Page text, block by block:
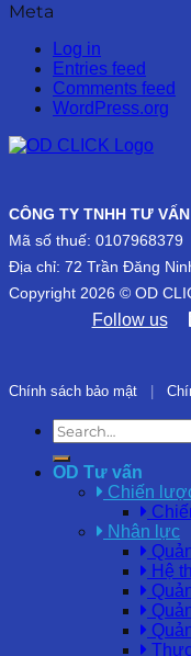
Meta
Log in
Entries feed
Comments feed
WordPress.org
CÔNG TY TNHH TƯ
Mã số thuế: 0107968379
Địa chỉ: 72 Trần Đăng
Copyright 2026 © OD
Follow us
Chính sách bảo mật |
OD Tư vấn
Chiến
Nhân lực
Hệ